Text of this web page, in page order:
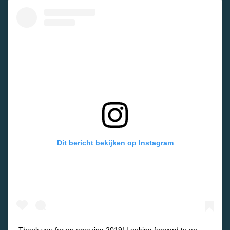
Dit bericht bekijken op Instagram